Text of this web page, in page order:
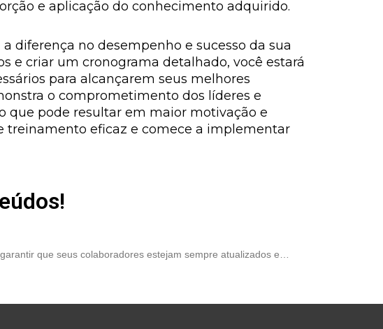
e aplicação do conhecimento adquirido.
diferença no desempenho e sucesso da sua
e criar um cronograma detalhado, você estará
para alcançarem seus melhores
o comprometimento dos líderes e
que pode resultar em maior motivação e
treinamento eficaz e comece a implementar
que seus colaboradores estejam sempre atualizados e…